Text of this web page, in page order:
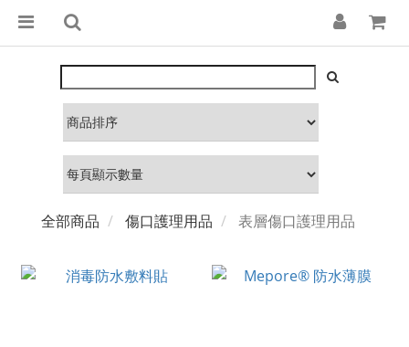
全部商品 傷口護理用品 表層傷口護理用品